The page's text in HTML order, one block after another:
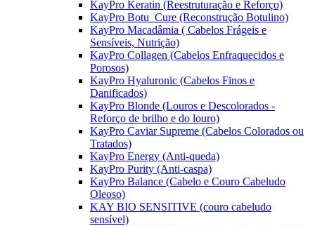
KayPro Keratin (Reestruturação e Reforço)
KayPro Botu_Cure (Reconstrução Botulino)
KayPro Macadâmia ( Cabelos Frágeis e
Sensíveis, Nutrição)
KayPro Collagen (Cabelos Enfraquecidos e
Porosos)
KayPro Hyaluronic (Cabelos Finos e
Danificados)
KayPro Blonde (Louros e Descolorados -
Reforço de brilho e do louro)
KayPro Caviar Supreme (Cabelos Colorados ou
Tratados)
KayPro Energy (Anti-queda)
KayPro Purity (Anti-caspa)
KayPro Balance (Cabelo e Couro Cabeludo
Oleoso)
KAY BIO SENSITIVE (couro cabeludo
sensível)